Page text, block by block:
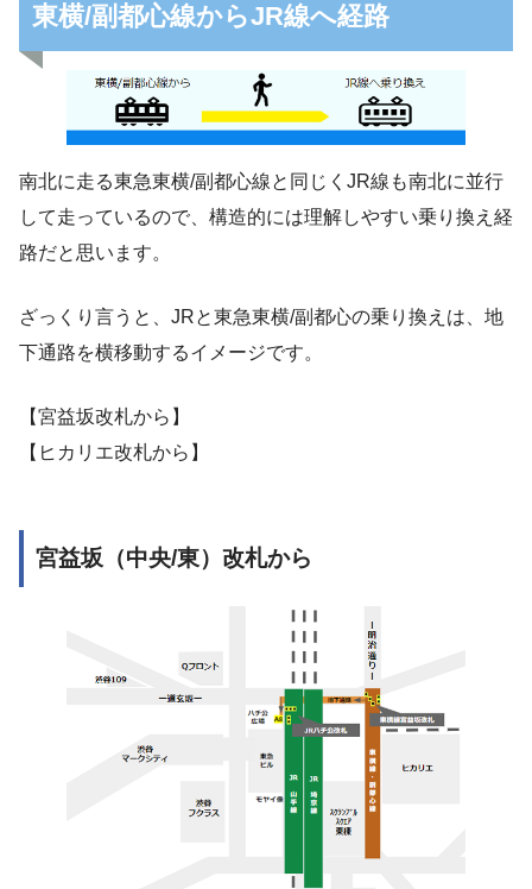
東横/副都心線からJR線へ経路
南北に走る東急東横/副都心線と同じくJR線も南北に並行
して走っているので、構造的には理解しやすい乗り換え経
路だと思います。
ざっくり言うと、JRと東急東横/副都心の乗り換えは、地
下通路を横移動するイメージです。
【宮益坂改札から】
【ヒカリエ改札から】
宮益坂（中央/東）改札から